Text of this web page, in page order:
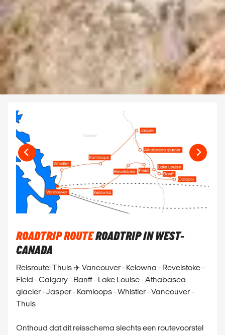
ROADTRIP ROUTEROADTRIP IN WEST-
CANADA
Reisroute: Thuis ✈️ Vancouver - Kelowna - Revelstoke -
Field - Calgary - Banff - Lake Louise - Athabasca
glacier - Jasper - Kamloops - Whistler - Vancouver -
Thuis
Onthoud dat dit reisschema slechts een routevoorstel